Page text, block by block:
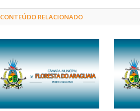
CONTEÚDO RELACIONADO